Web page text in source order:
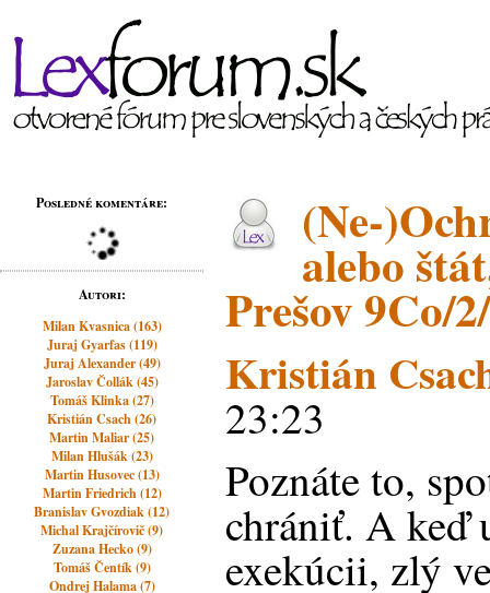
Posledné komentáre:
Autori:
Milan Kvasnica (163)
Juraj Gyarfas (119)
Juraj Alexander (49)
Jaroslav Čollák (45)
Tomáš Klinka (27)
Kristián Csach (26)
Martin Maliar (25)
Milan Hlušák (23)
Martin Husovec (13)
Martin Friedrich (12)
Branislav Gvozdiak (12)
Michal Krajčírovič (9)
Zuzana Hecko (9)
Tomáš Čentík (9)
Ondrej Halama (7)
(Ne-
alebo
Prešov 9Co/
Kristián
23:23
Poznáte to,
chrániť. A keď
exekúcii, zlý